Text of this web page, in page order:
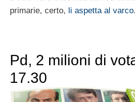
primarie, certo, li aspetta al varco.
Pd, 2 milioni di
17.30